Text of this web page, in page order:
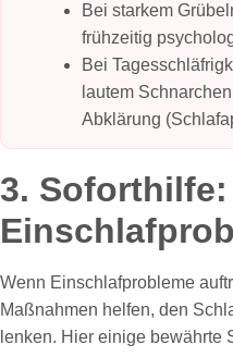
Bei starkem
frühzeitig
Bei
lautem
Abklärung
3.
Wenn Einschlafprobleme
Maßnahmen helfen, den
lenken. Hier einige bewährte